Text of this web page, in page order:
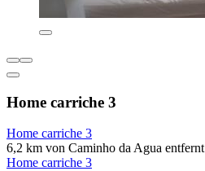
Home carriche 3
Home carriche 3
6,2 km von Caminho da Agua entfernt
Home carriche 3